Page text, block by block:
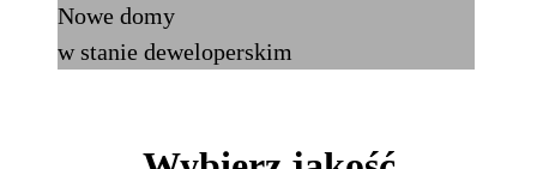
Nowe domy
w stanie deweloperskim